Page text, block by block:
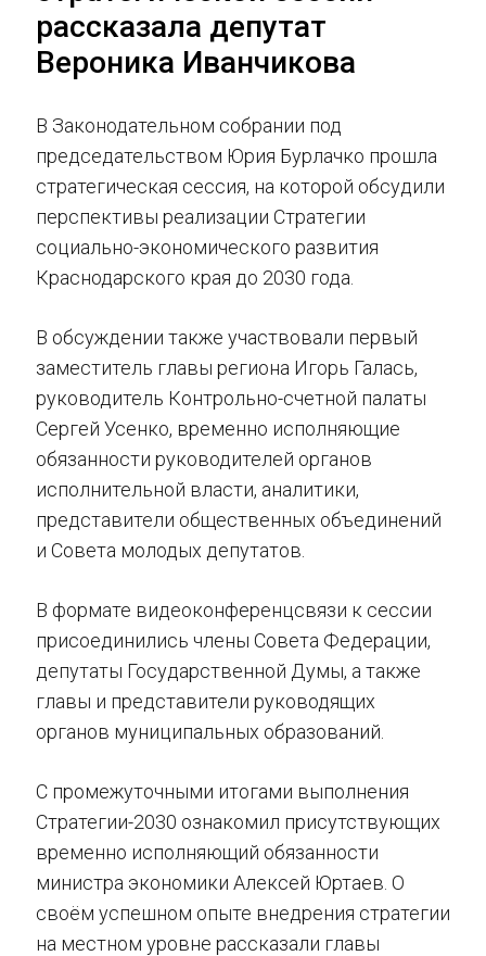
рассказала депутат
Вероника Иванчикова
В Законодательном собрании под
председательством Юрия Бурлачко прошла
стратегическая сессия, на которой обсудили
перспективы реализации Стратегии
социально-экономического развития
Краснодарского края до 2030 года.
В обсуждении также участвовали первый
заместитель главы региона Игорь Галась,
руководитель Контрольно-счетной палаты
Сергей Усенко, временно исполняющие
обязанности руководителей органов
исполнительной власти, аналитики,
представители общественных объединений
и Совета молодых депутатов.
В формате видеоконференцсвязи к сессии
присоединились члены Совета Федерации,
депутаты Государственной Думы, а также
главы и представители руководящих
органов муниципальных образований.
С промежуточными итогами выполнения
Стратегии-2030 ознакомил присутствующих
временно исполняющий обязанности
министра экономики Алексей Юртаев. О
своём успешном опыте внедрения стратегии
на местном уровне рассказали главы